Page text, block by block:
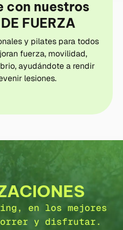
con nuestros
FUERZA
y pilates para todos
fuerza, movilidad,
ayudándote a rendir
lesiones.
en los mejores
y disfrutar.